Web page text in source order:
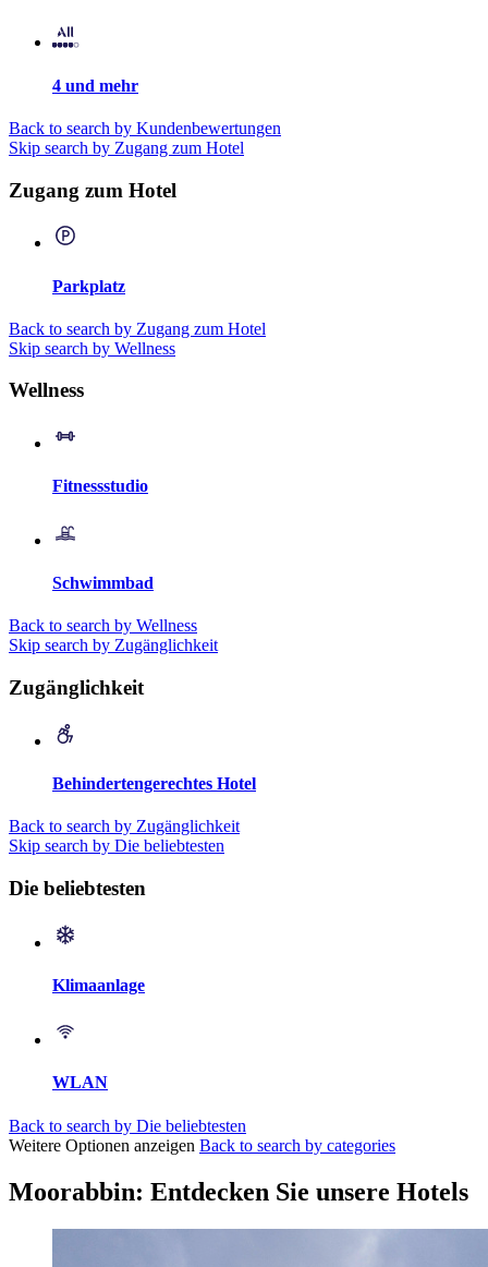
4 und mehr
Back to search by Kundenbewertungen
Skip search by Zugang zum Hotel
Zugang zum Hotel
Parkplatz
Back to search by Zugang zum Hotel
Skip search by Wellness
Wellness
Fitnessstudio
Schwimmbad
Back to search by Wellness
Skip search by Zugänglichkeit
Zugänglichkeit
Behindertengerechtes Hotel
Back to search by Zugänglichkeit
Skip search by Die beliebtesten
Die beliebtesten
Klimaanlage
WLAN
Back to search by Die beliebtesten
Weitere Optionen anzeigen Back to search by categories
Moorabbin: Entdecken Sie unsere Hotels